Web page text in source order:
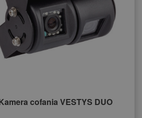
cofania VESTYS DUO